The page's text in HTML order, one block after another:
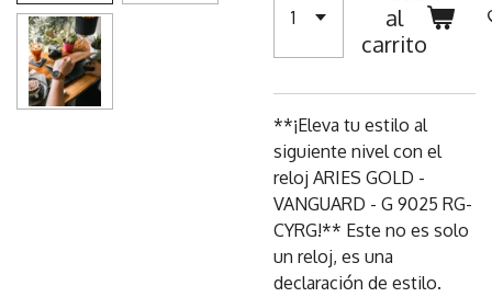
al
carrito
**¡Eleva tu estilo al
siguiente nivel con el
reloj ARIES GOLD -
VANGUARD - G 9025 RG-
CYRG!** Este no es solo
un reloj, es una
declaración de estilo.